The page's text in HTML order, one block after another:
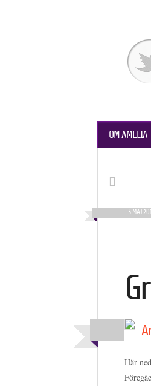
OM AMELIA
5 MAJ
Här